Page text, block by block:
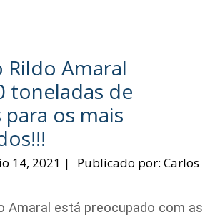
Amaral
toneladas de
os mais
14, 2021 | Publicado por:Carlos
Amaral está preocupado com as